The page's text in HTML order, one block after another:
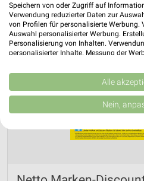
Speichern von oder Zugriff auf
Verwendung reduzierter Daten zur
von Profilen für personalisierte Werbung.
Auswahl personalisierter Werbung.
Personalisierung von Inhalten.
personalisierter Inhalte. Messung der
Kombinationen von Daten aus
Verbesserung der Angebote.
von Inhalten.
Daten können außerhalb der
Website/App.
IAB-Verarbeitungszwecke:
Alle
Nein,